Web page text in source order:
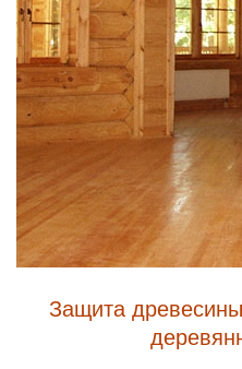
Защита